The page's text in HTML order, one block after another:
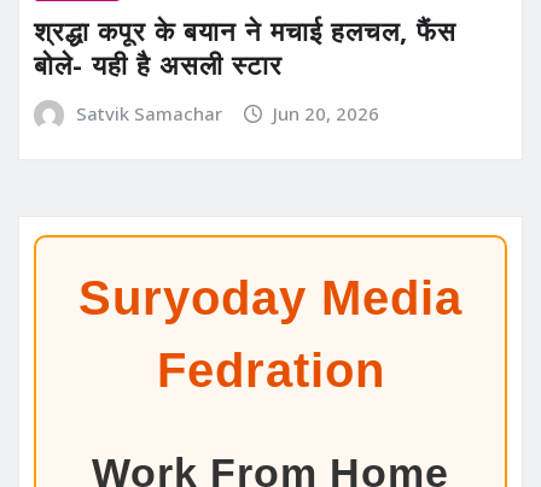
श्रद्धा कपूर के बयान ने मचाई हलचल, फैंस
बोले- यही है असली स्टार
Satvik Samachar Jun 20, 2026
Suryoday Media
Fedration
Work From Home